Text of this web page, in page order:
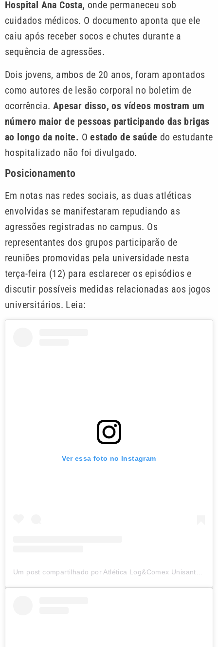
Hospital Ana Costa, onde permaneceu sob
cuidados médicos. O documento aponta que ele
caiu após receber socos e chutes durante a
sequência de agressões.
Dois jovens, ambos de 20 anos, foram apontados
como autores de lesão corporal no boletim de
ocorrência. Apesar disso, os vídeos mostram um
número maior de pessoas participando das brigas
ao longo da noite. Oestado de saúde do estudante
hospitalizado não foi divulgado.
Posicionamento
Em notas nas redes sociais, as duas atléticas
envolvidas se manifestaram repudiando as
agressões registradas no campus. Os
representantes dos grupos participarão de
reuniões promovidas pela universidade nesta
terça-feira (12) para esclarecer os episódios e
discutir possíveis medidas relacionadas aos jogos
universitários. Leia:
Ver essa foto no Instagram
Um post compartilhado por Atlética Log&Comex Unisanta (@atleticacelsunisanta)